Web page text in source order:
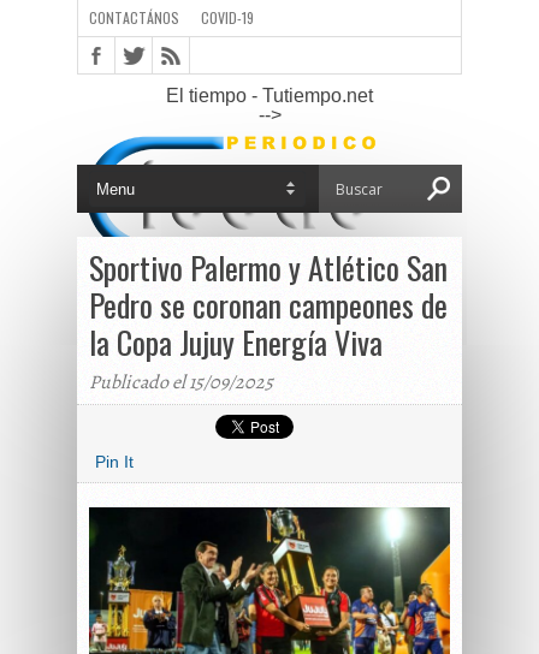
CONTACTÁNOS COVID-19
El tiempo - Tutiempo.net
-->
Sportivo Palermo y Atlético San
Pedro se coronan campeones de
la Copa Jujuy Energía Viva
Publicado el 15/09/2025
Pin It